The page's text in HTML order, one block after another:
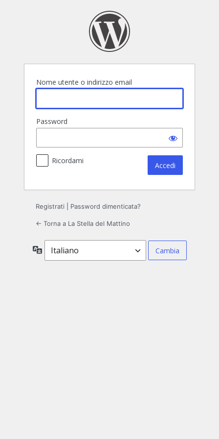
Nome utente o indirizzo email
Password
Ricordami
Registrati Password dimenticata?
← Torna a La Stella del Mattino
Lingua